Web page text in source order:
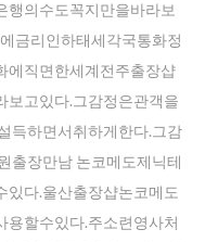
행의수도꼭지만을바라보
금리인하태세각국통화정
직면한세계전주 출장샵
보고있다.그감정은관객을
득하면서취하게한다.그감
출장만남 논코메도제닉테
다.울산 출장샵논코메도
할수있다.주소련영사처